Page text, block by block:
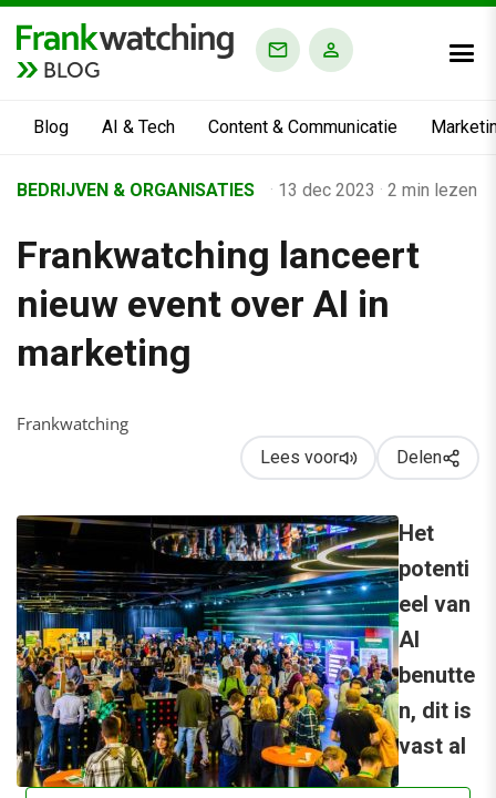
BLOG
Blog AI & Tech Content & Communicatie
Business Channel
AI & Tech
›
BEDRIJVEN & ORGANISATIES · 13 dec 2023 · 2 min lezen
Frankwatching lanceert
nieuw event over AI in
marketing
Frankwatching
Lees voor Delen
Het
potenti
eel van
AI
benutte
n, dit is
vast al